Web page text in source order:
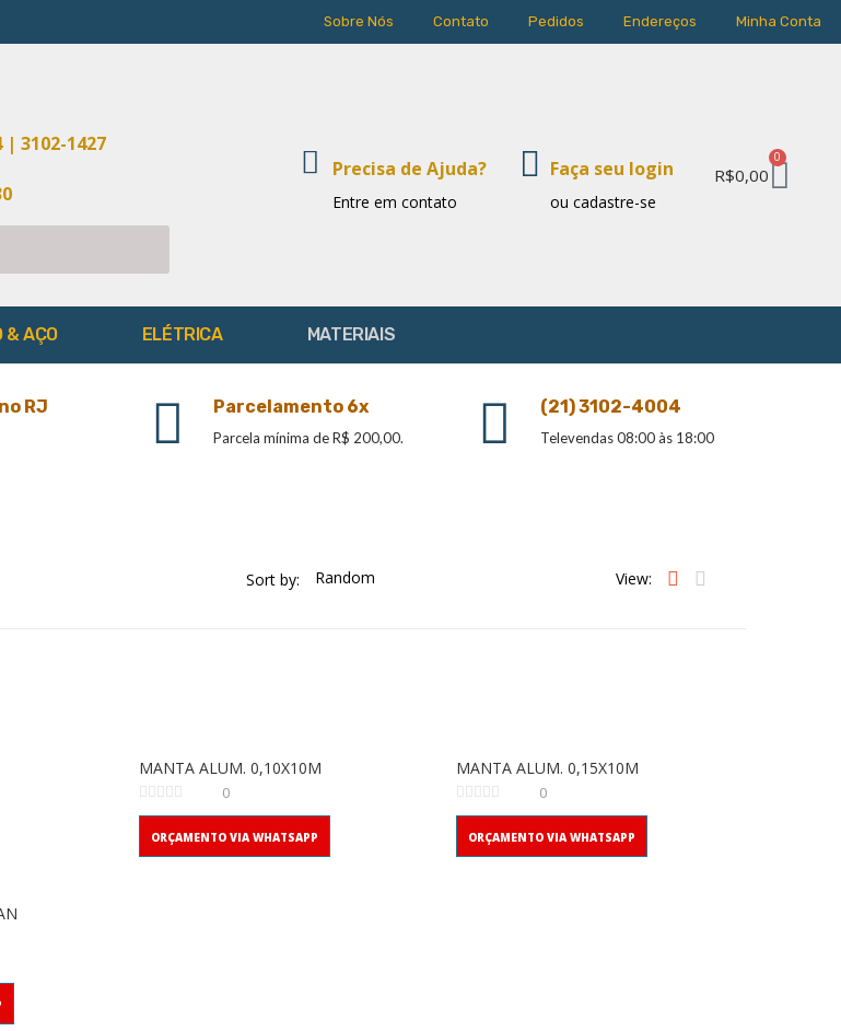
Sobre Nós Contato Pedidos Endereços Minha Conta
| 3102-1427
Precisa de Ajuda?
Entre em contato
Faça seu login
ou cadastre-se
R$0,00
0
& AÇO ELÉTRICA MATERIAIS
RJ Parcelamento 6x
Parcela mínima de R$ 200,00.
(21) 3102-4004
Televendas 08:00 às 18:00
Sort by: View:
MANTA ALUM. 0,10X10M
0
ORÇAMENTO VIA WHATSAPP
MANTA ALUM. 0,15X10M
0
ORÇAMENTO VIA WHATSAPP